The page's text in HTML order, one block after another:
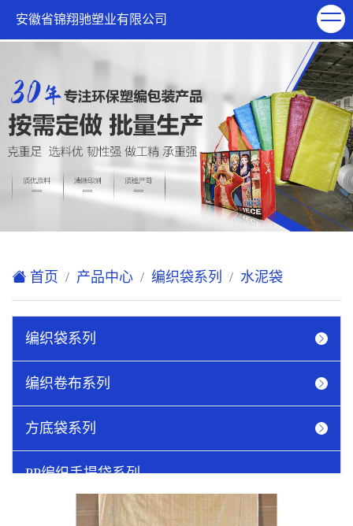
欢迎访问安徽省锦翔驰塑业有限公司网站！
联系我们
安徽省锦翔驰塑业有限公司
首页 产品中心 编织袋系列 水泥袋
编织袋系列
编织卷布系列
方底袋系列
PP编织手提袋系列